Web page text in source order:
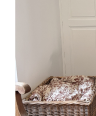
AJOUTER